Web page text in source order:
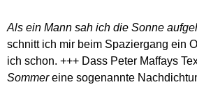
Als ein Mann sah ich die Sonne
schnitt ich mir beim Spaziergang ein
ich schon. +++ Dass Peter Maffays
Sommereine sogenannte